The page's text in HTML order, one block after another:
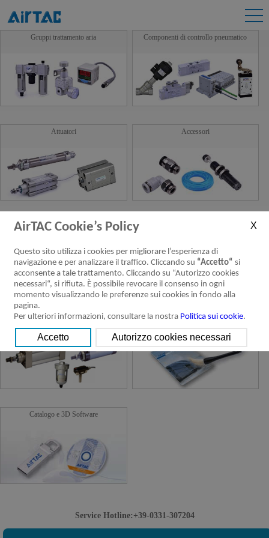
Gruppi trattamento aria Componenti di controllo pneumatico
Attuatori Accessori
Guide lineari
Prodotti dismessi
Errata corrige del catalogo prodotti versione
Europa
Catalogo e 3D Software
AirTAC Cookie’s Policy
Questo sito utilizza i cookies per migliorare l’esperienza di
navigazione e per analizzare il traffico. Cliccando su “Accetto“ si
acconsente a tale trattamento. Cliccando su “Autorizzo cookies
necessari“, si rifiuta. È possibile revocare il consenso in ogni
momento visualizzando le preferenze sui cookies in fondo alla
pagina.
Per ulteriori informazioni, consultare la nostra Politica sui cookie.
Service Hotline:+39-0331-307204